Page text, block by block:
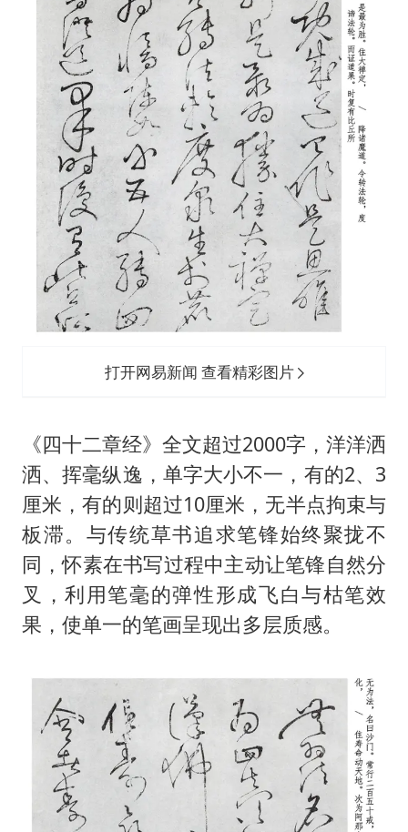
打开网易新闻 查看精彩图片
《四十二章经》全文超过2000字，洋洋洒
洒、挥毫纵逸，单字大小不一，有的2、3
厘米，有的则超过10厘米，无半点拘束与
板滞。与传统草书追求笔锋始终聚拢不
同，怀素在书写过程中主动让笔锋自然分
叉，利用笔毫的弹性形成飞白与枯笔效
果，使单一的笔画呈现出多层质感。